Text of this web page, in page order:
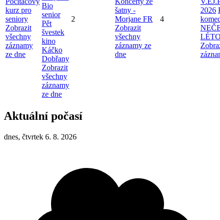
kurz pro
seniory
Zobrazit
všechny
záznamy
ze dne
Bio
senior
Pět
švestek
kino
Káčko
Dobřany
Zobrazit
všechny
záznamy
ze dne
2
šatny -
Morjane FR
Zobrazit
všechny
záznamy ze
dne
4
2026
Aktuální počasí
dnes, čtvrtek 6. 8. 2026